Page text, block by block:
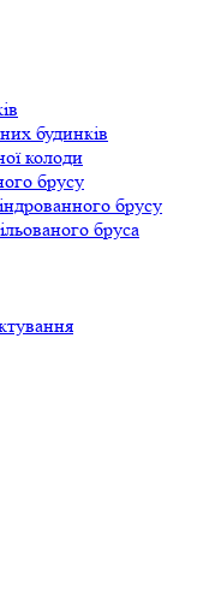
будинків
колоди
брусу
брусу
бруса